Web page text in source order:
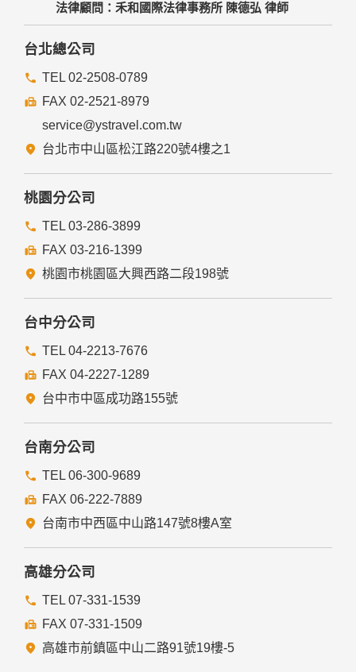
法律顧問：禾和國際法律事務所 陳德弘 律師
台北總公司
TEL 02-2508-0789
FAX 02-2521-8979
service@ystravel.com.tw
台北市中山區松江路220號4樓之1
桃園分公司
TEL 03-286-3899
FAX 03-216-1399
桃園市桃園區大興西路二段198號
台中分公司
TEL 04-2213-7676
FAX 04-2227-1289
台中市中區成功路155號
台南分公司
TEL 06-300-9689
FAX 06-222-7889
台南市中西區中山路147號8樓A室
高雄分公司
TEL 07-331-1539
FAX 07-331-1509
高雄市前鎮區中山二路91號19樓-5